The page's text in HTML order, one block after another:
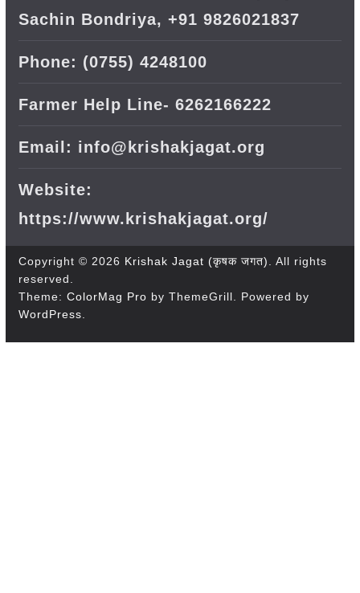
Sachin Bondriya, +91 9826021837
Phone: (0755) 4248100
Farmer Help Line- 6262166222
Email: info@krishakjagat.org
Website:
https://www.krishakjagat.org/
Copyright © 2026 Krishak Jagat (कृषक जगत)
. All rights
reserved.
Theme: ColorMag Pro by ThemeGrill. Powered by
WordPress